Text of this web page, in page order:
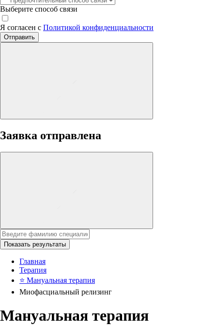
Выберите способ связи
Я согласен с Политикой конфиденциальности
Отправить
Заявка отправлена
Показать результаты
Главная
Терапия
⭐ Мануальная терапия
Миофасциальный релизинг
Мануальная терапия